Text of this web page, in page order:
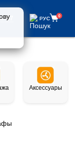
57 РУС
РУС 0
Аксессуары